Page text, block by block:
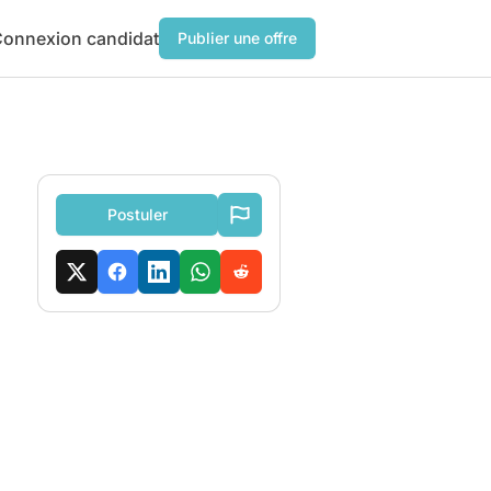
candidat Publier une offre
Postuler